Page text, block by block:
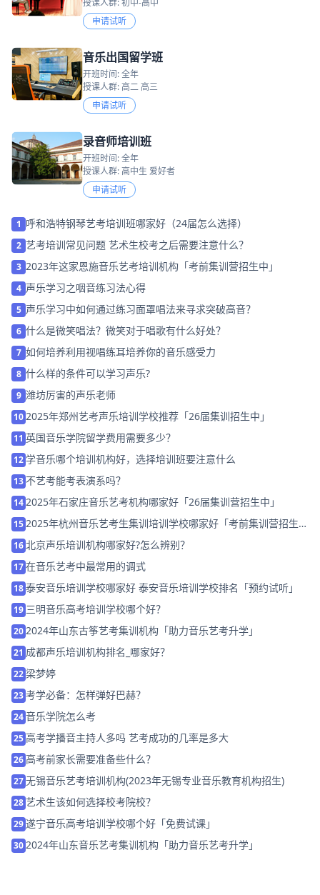
授课人群: 初中-高中
申请试听
音乐出国留学班
开班时间: 全年
授课人群: 高二 高三
申请试听
录音师培训班
开班时间: 全年
授课人群: 高中生 爱好者
申请试听
1 呼和浩特钢琴艺考培训班哪家好（24届怎么选择）
2 艺考培训常见问题 艺术生校考之后需要注意什么？
3 2023年这家恩施音乐艺考培训机构「考前集训营招生中」
4 声乐学习之咽音练习法心得
5 声乐学习中如何通过练习面罩唱法来寻求突破高音？
6 什么是微笑唱法？微笑对于唱歌有什么好处？
7 如何培养利用视唱练耳培养你的音乐感受力
8 什么样的条件可以学习声乐?
9 潍坊厉害的声乐老师
102025年郑州艺考声乐培训学校推荐「26届集训招生中」
11 英国音乐学院留学费用需要多少？
12学音乐哪个培训机构好，选择培训班要注意什么
13 不艺考能考表演系吗？
142025年石家庄音乐艺考机构哪家好「26届集训营招生中」
152025年杭州音乐艺考生集训培训学校哪家好「考前集训营招生
中」
16北京声乐培训机构哪家好?怎么辨别？
17在音乐艺考中最常用的调式
18泰安音乐培训学校哪家好 泰安音乐培训学校排名「预约试听」
19 三明音乐高考培训学校哪个好？
202024年山东古筝艺考集训机构「助力音乐艺考升学」
21 成都声乐培训机构排名_哪家好？
22梁梦婷
23考学必备：怎样弹好巴赫？
24音乐学院怎么考
25高考学播音主持人多吗 艺考成功的几率是多大
26高考前家长需要准备些什么？
27无锡音乐艺考培训机构(2023年无锡专业音乐教育机构招生)
28艺术生该如何选择校考院校？
29遂宁音乐高考培训学校哪个好「免费试课」
302024年山东音乐艺考集训机构「助力音乐艺考升学」